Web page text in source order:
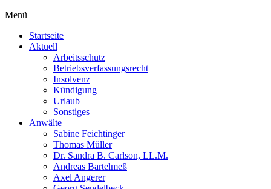
Menü
Startseite
Aktuell
Arbeitsschutz
Betriebsverfassungsrecht
Insolvenz
Kündigung
Urlaub
Sonstiges
Anwälte
Sabine Feichtinger
Thomas Müller
Dr. Sandra B. Carlson, LL.M.
Andreas Bartelmeß
Axel Angerer